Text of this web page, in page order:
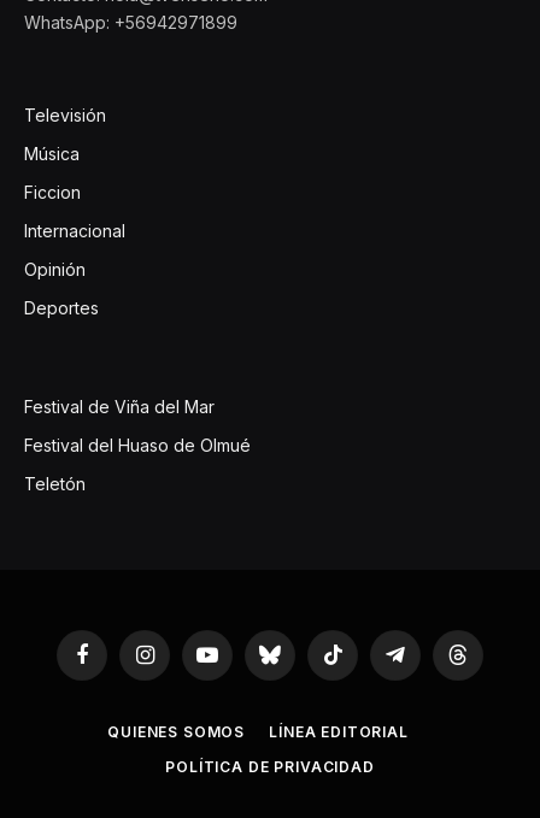
WhatsApp: +56942971899
Televisión
Música
Ficcion
Internacional
Opinión
Deportes
Festival de Viña del Mar
Festival del Huaso de Olmué
Teletón
FacebookInstagramYouTubeBluesky TikTok TelegramThreads
QUIENES SOMOS
LÍNEA EDITORIAL
POLÍTICA DE PRIVACIDAD